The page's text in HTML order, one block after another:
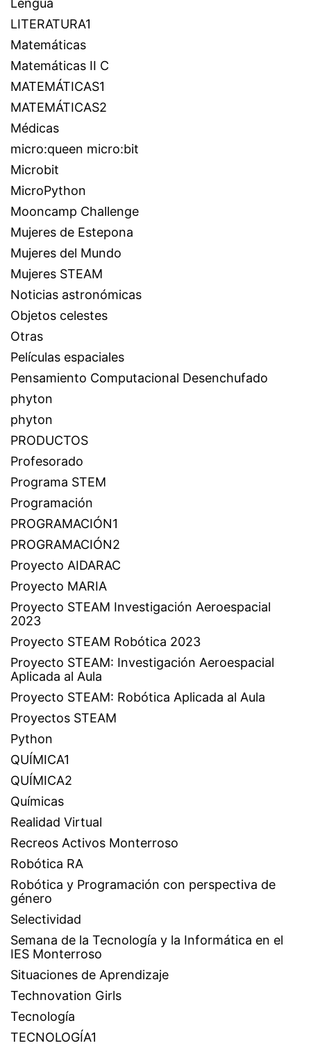
Lengua
LITERATURA1
Matemáticas
Matemáticas II C
MATEMÁTICAS1
MATEMÁTICAS2
Médicas
micro:queen micro:bit
Microbit
MicroPython
Mooncamp Challenge
Mujeres de Estepona
Mujeres del Mundo
Mujeres STEAM
Noticias astronómicas
Objetos celestes
Otras
Películas espaciales
Pensamiento Computacional Desenchufado
phyton
phyton
PRODUCTOS
Profesorado
Programa STEM
Programación
PROGRAMACIÓN1
PROGRAMACIÓN2
Proyecto AIDARAC
Proyecto MARIA
Proyecto STEAM Investigación Aeroespacial
2023
Proyecto STEAM Robótica 2023
Proyecto STEAM: Investigación Aeroespacial
Aplicada al Aula
Proyecto STEAM: Robótica Aplicada al Aula
Proyectos STEAM
Python
QUÍMICA1
QUÍMICA2
Químicas
Realidad Virtual
Recreos Activos Monterroso
Robótica RA
Robótica y Programación con perspectiva de
género
Selectividad
Semana de la Tecnología y la Informática en el
IES Monterroso
Situaciones de Aprendizaje
Technovation Girls
Tecnología
TECNOLOGÍA1